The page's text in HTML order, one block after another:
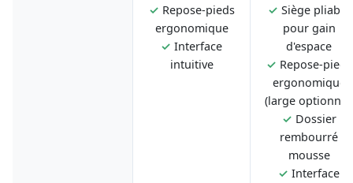
✓ Repose-pieds
ergonomique
✓ Interface
intuitive
✓ Siège pliable
pour gain
d'espace
✓ Repose-pieds
ergonomique
(large optionnel)
✓ Dossier
rembourré
mousse
✓ Interface